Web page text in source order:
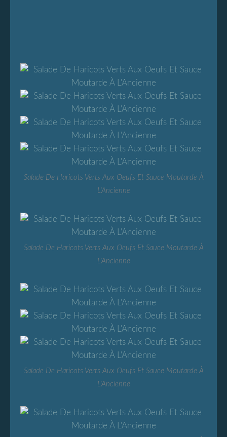
Salade De Haricots Verts Aux Oeufs Et Sauce Moutarde À
L'Ancienne
Salade De Haricots Verts Aux Oeufs Et Sauce Moutarde À
L'Ancienne
Salade De Haricots Verts Aux Oeufs Et Sauce Moutarde À
L'Ancienne